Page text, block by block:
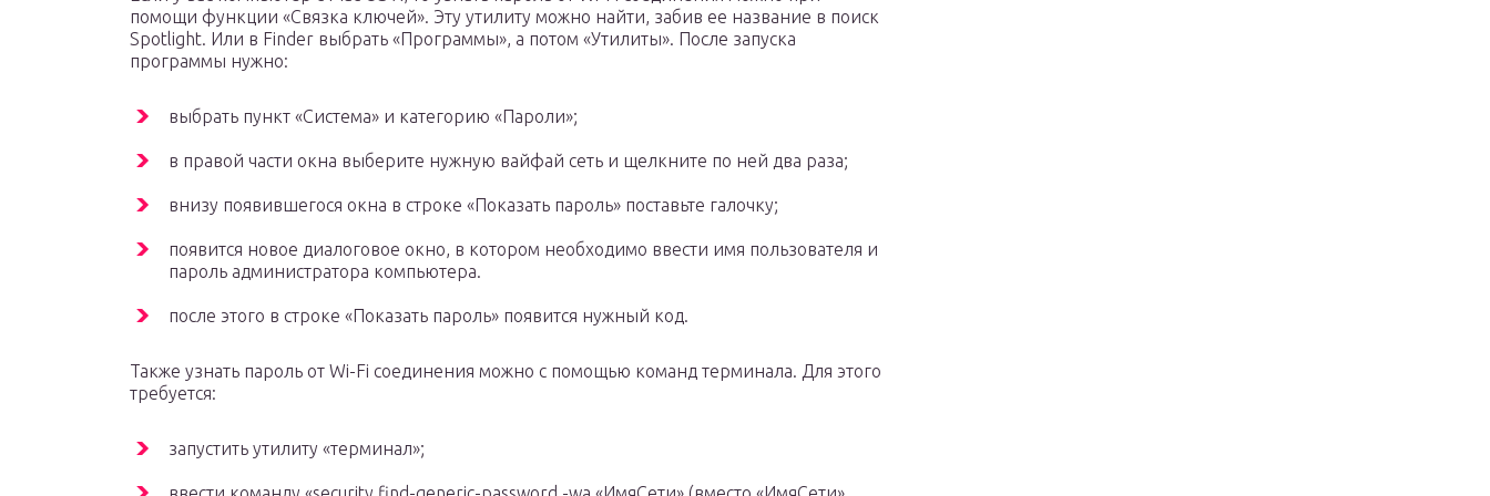
помощи функции «Связка ключей». Эту утилиту можно найти, забив ее название в поиск
Spotlight. Или в Finder выбрать «Программы», а потом «Утилиты». После запуска
программы нужно:
выбрать пункт «Система» и категорию «Пароли»;
в правой части окна выберите нужную вайфай сеть и щелкните по ней два раза;
внизу появившегося окна в строке «Показать пароль» поставьте галочку;
появится новое диалоговое окно, в котором необходимо ввести имя пользователя и
пароль администратора компьютера.
после этого в строке «Показать пароль» появится нужный код.
Также узнать пароль от Wi-Fi соединения можно с помощью команд терминала. Для этого
требуется:
запустить утилиту «терминал»;